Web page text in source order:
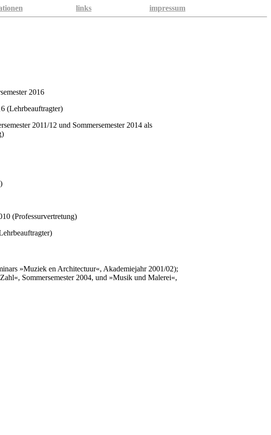
links impressum
2016
(Lehrbeauftragter)
2011/12 und Sommersemester 2014 als
(Professurvertretung)
»Muziek en Architectuur«, Akademiejahr 2001/02);
Sommersemester 2004, und »Musik und Malerei«,